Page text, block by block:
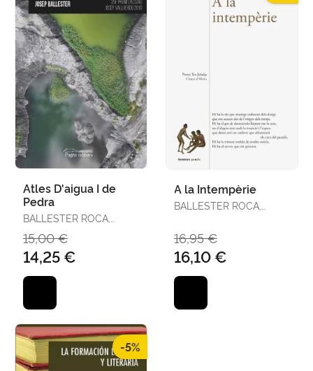
Atles D'aigua I de
Pedra
BALLESTER ROCA,
15,00 €
14,25 €
A la Intempèrie
BALLESTER ROCA,
16,95 €
16,10 €
-5%